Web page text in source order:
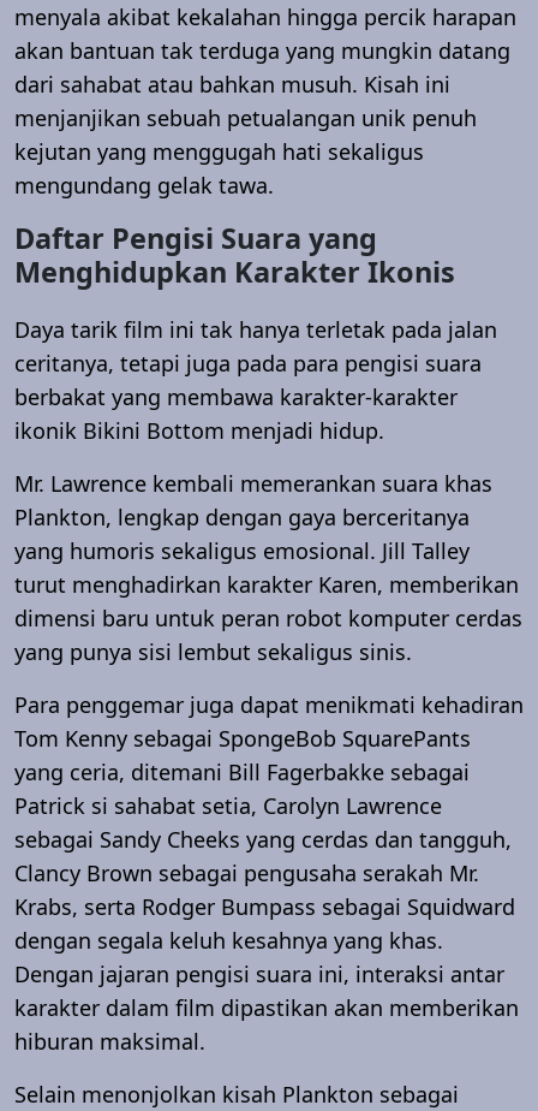
menyala akibat kekalahan hingga percik harapan
akan bantuan tak terduga yang mungkin datang
dari sahabat atau bahkan musuh. Kisah ini
menjanjikan sebuah petualangan unik penuh
kejutan yang menggugah hati sekaligus
mengundang gelak tawa.
Daftar Pengisi Suara yang
Menghidupkan Karakter Ikonis
Daya tarik film ini tak hanya terletak pada jalan
ceritanya, tetapi juga pada para pengisi suara
berbakat yang membawa karakter-karakter
ikonik Bikini Bottom menjadi hidup.
Mr. Lawrence kembali memerankan suara khas
Plankton, lengkap dengan gaya berceritanya
yang humoris sekaligus emosional. Jill Talley
turut menghadirkan karakter Karen, memberikan
dimensi baru untuk peran robot komputer cerdas
yang punya sisi lembut sekaligus sinis.
Para penggemar juga dapat menikmati kehadiran
Tom Kenny sebagai SpongeBob SquarePants
yang ceria, ditemani Bill Fagerbakke sebagai
Patrick si sahabat setia, Carolyn Lawrence
sebagai Sandy Cheeks yang cerdas dan tangguh,
Clancy Brown sebagai pengusaha serakah Mr.
Krabs, serta Rodger Bumpass sebagai Squidward
dengan segala keluh kesahnya yang khas.
Dengan jajaran pengisi suara ini, interaksi antar
karakter dalam film dipastikan akan memberikan
hiburan maksimal.
Selain menonjolkan kisah Plankton sebagai